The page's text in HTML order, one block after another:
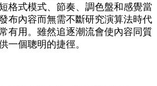
式模式、節奏、調色盤和感覺當
布內容而無需不斷研究演算法時代
有用。雖然追逐潮流會使內容同質
一個聰明的捷徑。